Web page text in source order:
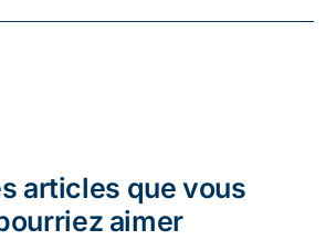
articles que vous
aimer